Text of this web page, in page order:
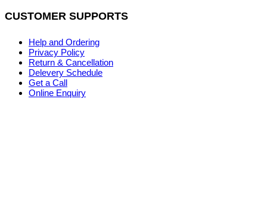
CUSTOMER SUPPORTS
Help and Ordering
Privacy Policy
Return & Cancellation
Delevery Schedule
Get a Call
Online Enquiry